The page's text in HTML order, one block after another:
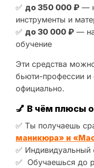
✅ до 350 000 ₽ —
инструменты и
✅ до 30 000 ₽ —
обучение
Эти средства
бьюти-профессии и
официально.
💅 В чём плюсы
✅ Ты получаешь
маникюра» и
✅
✅ Обучаешься до